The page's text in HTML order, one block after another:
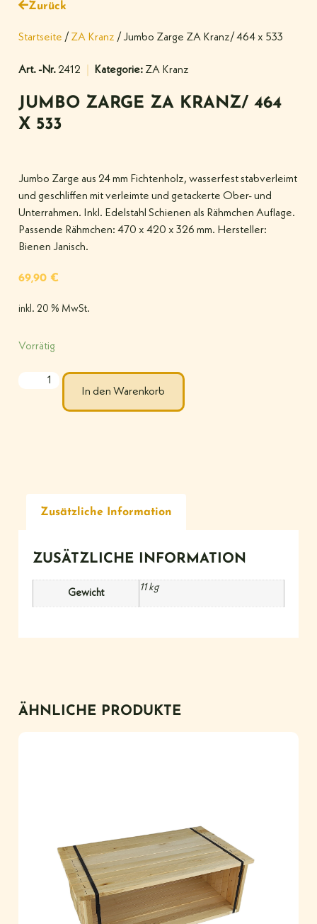
Zurück
Startseite / ZA Kranz / Jumbo Zarge ZA Kranz/ 464 x 533
Art. -Nr.2412 Kategorie: ZA Kranz
JUMBO ZARGE ZA KRANZ/ 464
X 533
Jumbo Zarge aus 24 mm Fichtenholz, wasserfest stabverleimt
und geschliffen mit verleimte und getackerte Ober- und
Unterrahmen. Inkl. Edelstahl Schienen als Rähmchen Auflage.
Passende Rähmchen: 470 x 420 x 326 mm. Hersteller:
Bienen Janisch.
69,90 €
inkl. 20 % MwSt.
Vorrätig
In den Warenkorb
Zusätzliche Information
ZUSÄTZLICHE INFORMATION
Gewicht
11 kg
ÄHNLICHE PRODUKTE